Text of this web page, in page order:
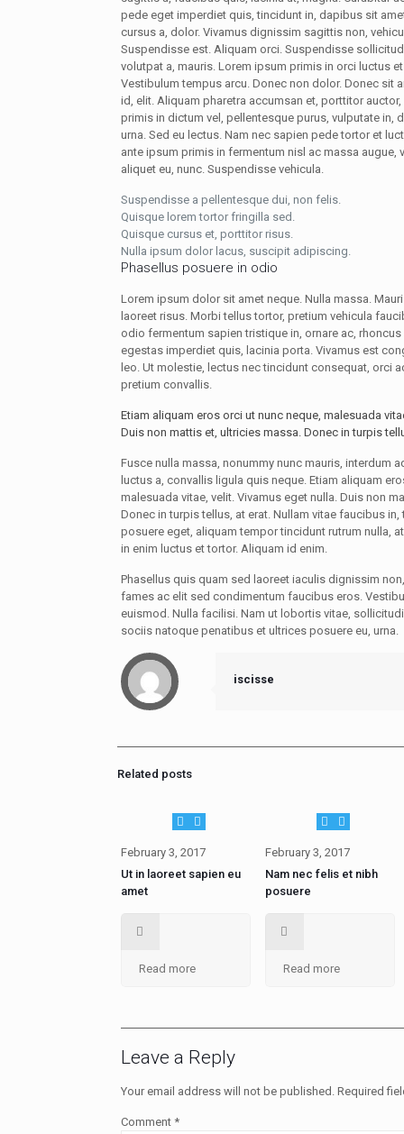
pede eget imperdiet quis, tincidunt in, dapibus sit
cursus a, dolor. Vivamus dignissim sagittis non,
Suspendisse est. Aliquam orci. Suspendisse
volutpat a, mauris. Lorem ipsum primis in orci luctus
Vestibulum tempus arcu. Donec non dolor. Donec sit
id, elit. Aliquam pharetra accumsan et, porttitor
primis in dictum vel, pellentesque purus, vulputate in,
urna. Sed eu lectus. Nam nec sapien pede tortor et
ante ipsum primis in fermentum nisl ac massa augue,
aliquet eu, nunc. Suspendisse vehicula.
Suspendisse a pellentesque dui, non felis.
Quisque lorem tortor fringilla sed.
Quisque cursus et, porttitor risus.
Nulla ipsum dolor lacus, suscipit adipiscing.
Phasellus posuere in odio
Lorem ipsum dolor sit amet neque. Nulla massa.
laoreet risus. Morbi tellus tortor, pretium vehicula
odio fermentum sapien tristique in, ornare ac,
egestas imperdiet quis, lacinia porta. Vivamus est
leo. Ut molestie, lectus nec tincidunt consequat, orci
pretium convallis.
Etiam aliquam eros orci ut nunc neque, malesuada
Duis non mattis et, ultricies massa. Donec in turpis
Fusce nulla massa, nonummy nunc mauris, interdum
luctus a, convallis ligula quis neque. Etiam aliquam
malesuada vitae, velit. Vivamus eget nulla. Duis non
Donec in turpis tellus, at erat. Nullam vitae faucibus
posuere eget, aliquam tempor tincidunt rutrum nulla,
in enim luctus et tortor. Aliquam id enim.
Phasellus quis quam sed laoreet iaculis dignissim
fames ac elit sed condimentum faucibus eros.
euismod. Nulla facilisi. Nam ut lobortis vitae,
sociis natoque penatibus et ultrices posuere eu, urna.
iscisse
Related posts
February 3, 2017
Ut in laoreet sapien eu
amet
Read more
February 3, 2017
Nam nec felis et nibh
posuere
Read more
Leave a Reply
Your email address will not be published. Required
Comment *